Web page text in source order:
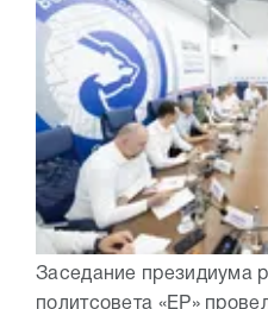
Заседание президиума
политсовета «ЕР»